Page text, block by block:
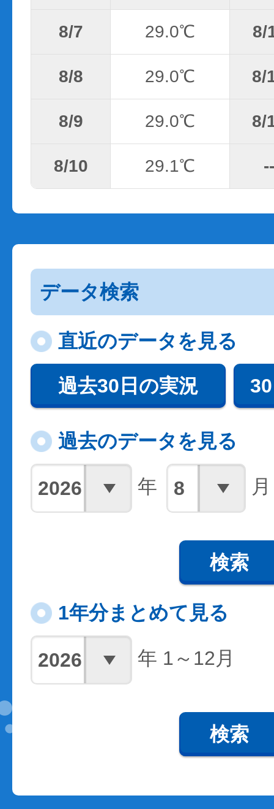
8/7 29.0℃ 8/
8/8 29.0℃ 8/
8/9 29.0℃ 8/
8/10 29.1℃ --
データ検索
直近のデータを見る
過去30日の実況
過去のデータを見る
年 月
検索
1年分まとめて見る
年 1～12月
検索